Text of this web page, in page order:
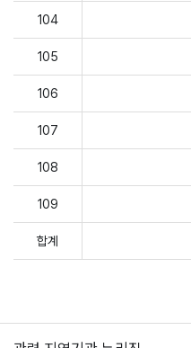
104
105
106
107
108
109
합계